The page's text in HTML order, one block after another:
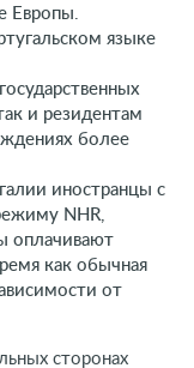
Европы.
языке
и резидентам
более
иностранцы с
NHR,
оплачивают
как обычная
от
сторонах